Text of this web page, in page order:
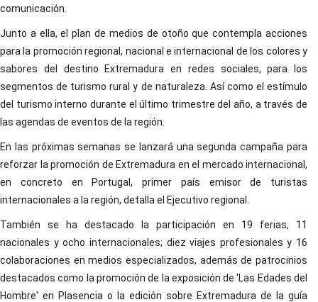
comunicación.
Junto a ella, el plan de medios de otoño que contempla acciones
para la promoción regional, nacional e internacional de los colores y
sabores del destino Extremadura en redes sociales, para los
segmentos de turismo rural y de naturaleza. Así como el estímulo
del turismo interno durante el último trimestre del año, a través de
las agendas de eventos de la región.
En las próximas semanas se lanzará una segunda campaña para
reforzar la promoción de Extremadura en el mercado internacional,
en concreto en Portugal, primer país emisor de turistas
internacionales a la región, detalla el Ejecutivo regional.
También se ha destacado la participación en 19 ferias, 11
nacionales y ocho internacionales; diez viajes profesionales y 16
colaboraciones en medios especializados, además de patrocinios
destacados como la promoción de la exposición de 'Las Edades del
Hombre' en Plasencia o la edición sobre Extremadura de la guía